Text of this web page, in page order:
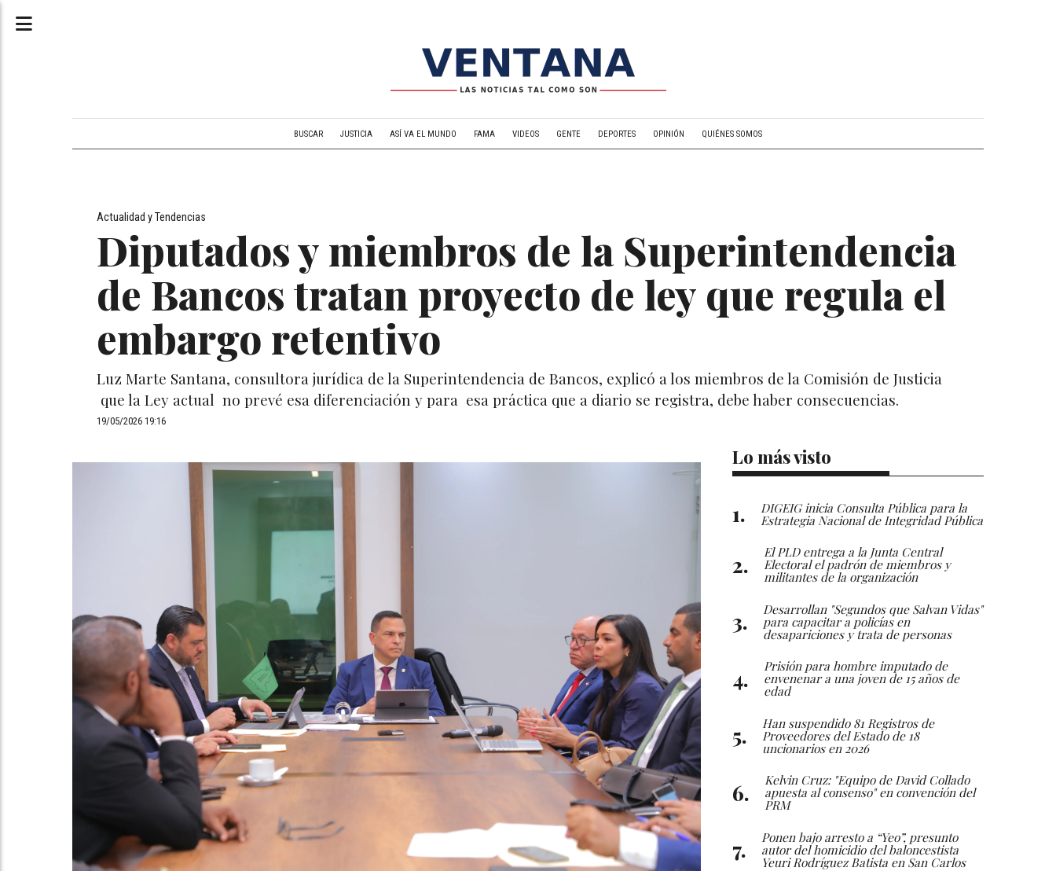
BUSCAR JUSTICIA ASÍ VA EL MUNDO FAMA VIDEOS GENTE DEPORTES OPINIÓN QUIÉNES SOMOS
Diputados y miembros de la Superintendencia
de Bancos tratan proyecto de ley que regula el
embargo retentivo
Luz Marte Santana, consultora jurídica de la Superintendencia de Bancos, explicó a los miembros de la Comisión de Justicia
que la Ley actual no prevé esa diferenciación y para esa práctica que a diario se registra, debe haber consecuencias.
Actualidad y Tendencias
19/05/2026 19:16
Lo más visto
DIGEIG inicia Consulta Pública para la
Estrategia Nacional de Integridad Pública
El PLD entrega a la Junta Central
Electoral el padrón de miembros y
militantes de la organización
Desarrollan "Segundos que Salvan Vidas"
para capacitar a policías en
desapariciones y trata de personas
Prisión para hombre imputado de
envenenar a una joven de 15 años de
edad
Han suspendido 81 Registros de
Proveedores del Estado de 18
uncionarios en 2026
Kelvin Cruz: "Equipo de David Collado
apuesta al consenso" en convención del
PRM
Ponen bajo arresto a “Yeo”, presunto
autor del homicidio del baloncestista
Yeuri Rodríguez Batista en San Carlos